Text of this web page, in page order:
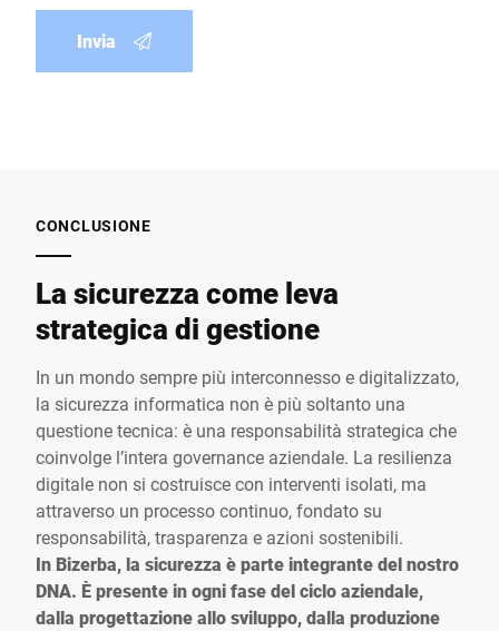
Invia
CONCLUSIONE
La sicurezza come leva
strategica di gestione
In un mondo sempre più interconnesso e digitalizzato,
la sicurezza informatica non è più soltanto una
questione tecnica: è una responsabilità strategica che
coinvolge l’intera governance aziendale. La resilienza
digitale non si costruisce con interventi isolati, ma
attraverso un processo continuo, fondato su
responsabilità, trasparenza e azioni sostenibili.
In Bizerba, la sicurezza è parte integrante del nostro
DNA. È presente in ogni fase del ciclo aziendale,
dalla progettazione allo sviluppo, dalla produzione